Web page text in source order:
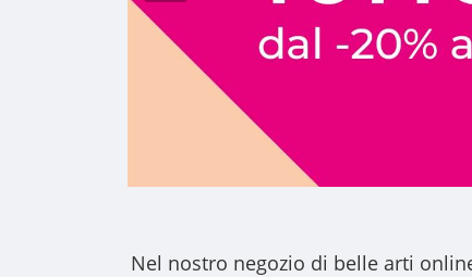
Nel nostro negozio di belle arti